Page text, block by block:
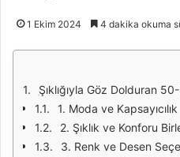
1 Ekim 2024 4 dakika okuma
Şıklığıyla Göz Dolduran 50-
1. Moda ve Kapsayıcılık
2. Şıklık ve Konforu
3. Renk ve Desen